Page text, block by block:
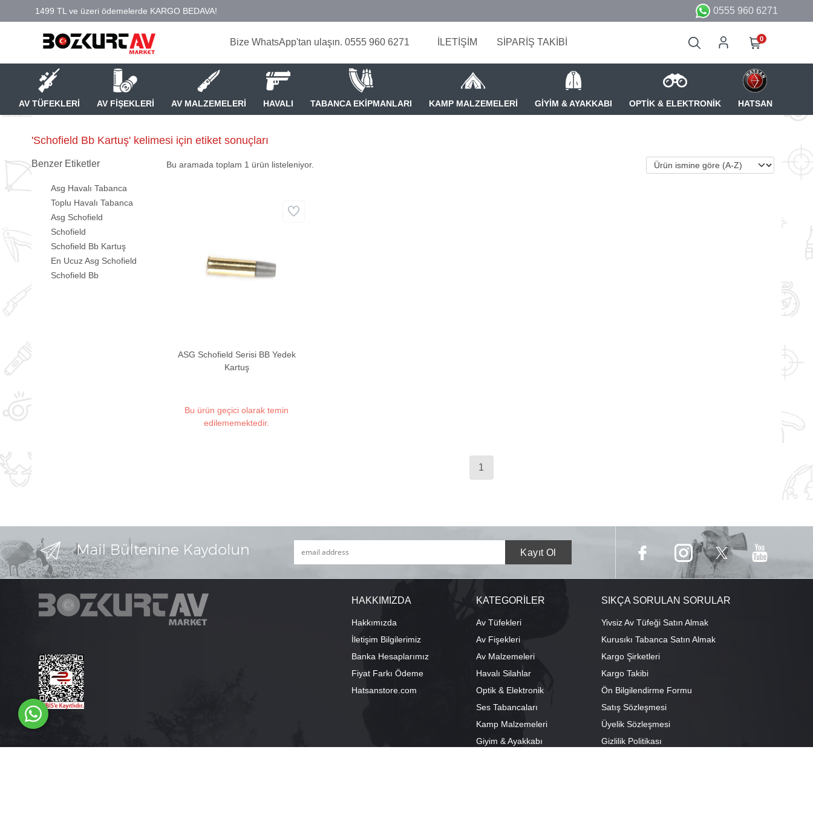
0555 960 6271
Bize WhatsApp'tan ulaşın. 0555 960 6271 İLETİŞİM SİPARİŞ TAKİBİ 0
AV TÜFEKLERİ AV FİŞEKLERİ AV MALZEMELERİ HAVALI TABANCA EKİPMANLARI KAMP MALZEMELERİ GİYİM & AYAKKABI OPTİK & ELEKTRONİK HATSAN
'Schofield Bb Kartuş' kelimesi için etiket sonuçları
Benzer Etiketler
Asg Havalı Tabanca
Toplu Havalı Tabanca
Asg Schofield
Schofield
Schofield Bb Kartuş
En Ucuz Asg Schofield
Schofield Bb
Bu aramada toplam 1 ürün listeleniyor.
ASG Schofield Serisi BB Yedek
Kartuş
Bu ürün geçici olarak temin
edilememektedir.
1
HAKKIMIZDA
Hakkımızda
İletişim Bilgilerimiz
Banka Hesaplarımız
Fiyat Farkı Ödeme
Hatsanstore.com
KATEGORİLER
Av Tüfekleri
Av Fişekleri
Av Malzemeleri
Havalı Silahlar
Optik & Elektronik
Ses Tabancaları
Kamp Malzemeleri
Giyim & Ayakkabı
SIKÇA SORULAN SORULAR
Yivsiz Av Tüfeği Satın Almak
Kurusıkı Tabanca Satın Almak
Kargo Şirketleri
Kargo Takibi
Ön Bilgilendirme Formu
Satış Sözleşmesi
Üyelik Sözleşmesi
Gizlilik Politikası